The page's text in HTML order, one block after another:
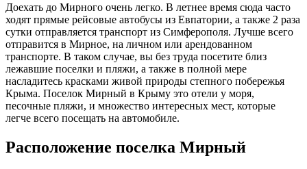
Доехать до Мирного очень легко. В летнее время сюда часто
ходят прямые рейсовые автобусы из Евпатории, а также 2 раза
сутки отправляется транспорт из Симферополя. Лучше всего
отправится в Мирное, на личном или арендованном
транспорте. В таком случае, вы без труда посетите близ
лежавшие поселки и пляжи, а также в полной мере
насладитесь красками живой природы степного побережья
Крыма. Поселок Мирный в Крыму это отели у моря,
песочные пляжи, и множество интересных мест, которые
легче всего посещать на автомобиле.
Расположение поселка Мирный